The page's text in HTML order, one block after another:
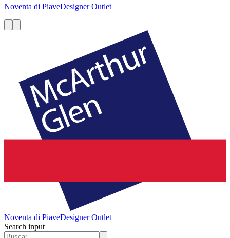
Noventa di PiaveDesigner Outlet
Noventa di PiaveDesigner Outlet
Search input